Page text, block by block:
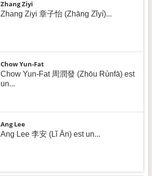
Zhang Ziyi
Zhang Ziyi 章子怡 (Zhāng Zǐyí)...
Chow Yun-Fat
Chow Yun-Fat 周潤發 (Zhōu Rùnfā) est
un...
Ang Lee
Ang Lee 李安 (Lǐ Ān) est un...